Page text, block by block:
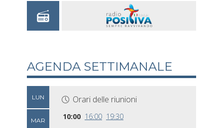
AGENDA SETTIMANALE
LUN
MAR
Orari delle riunioni
10:00 16:00 19:30